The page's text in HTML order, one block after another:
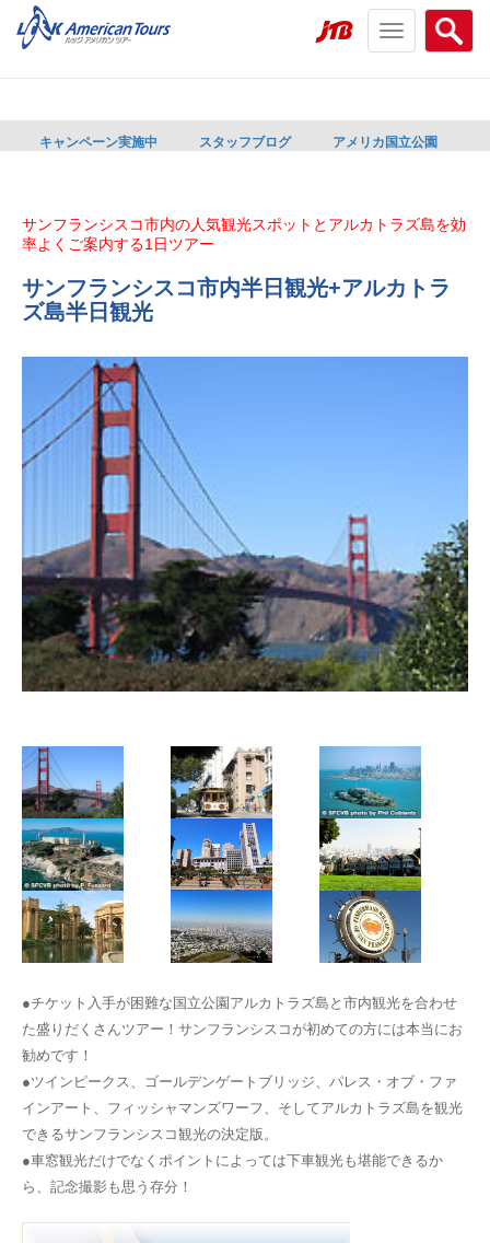
Search
menu
Toggle
navigation
キャンペーン実施中 スタッフブログ アメリカ国立公園
サンフランシスコ市内の人気観光スポットとアルカトラズ島を効
率よくご案内する1日ツアー
サンフランシスコ市内半日観光+アルカトラ
ズ島半日観光
●チケット入手が困難な国立公園アルカトラズ島と市内観光を合わせ
た盛りだくさんツアー！サンフランシスコが初めての方には本当にお
勧めです！
●ツインピークス、ゴールデンゲートブリッジ、パレス・オブ・ファ
インアート、フィッシャマンズワーフ、そしてアルカトラズ島を観光
できるサンフランシスコ観光の決定版。
●車窓観光だけでなくポイントによっては下車観光も堪能できるか
ら、記念撮影も思う存分！